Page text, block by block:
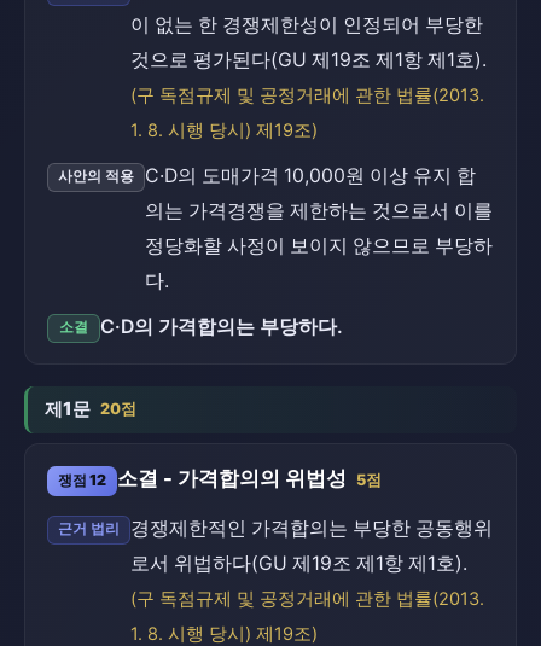
이 없는 한 경쟁제한성이 인정되어 부당한
것으로 평가된다(GU 제19조 제1항 제1호).
(구 독점규제 및 공정거래에 관한 법률(2013.
1. 8. 시행 당시) 제19조)
사안의 적용
C·D의 도매가격 10,000원 이상 유지 합
의는 가격경쟁을 제한하는 것으로서 이를
정당화할 사정이 보이지 않으므로 부당하
다.
소결 C·D의 가격합의는 부당하다.
제1문 20점
쟁점 12 소결 - 가격합의의 위법성 5점
근거 법리
경쟁제한적인 가격합의는 부당한 공동행위
로서 위법하다(GU 제19조 제1항 제1호).
(구 독점규제 및 공정거래에 관한 법률(2013.
1. 8. 시행 당시) 제19조)